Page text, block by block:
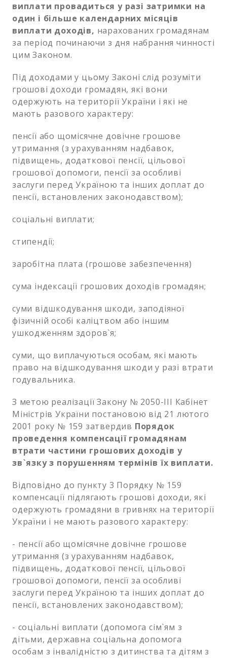
виплати провадиться у разі затримки на
один і більше календарних місяців
виплати доходів, нарахованих громадянам
за період починаючи з дня набрання чинності
цим Законом.
Під доходами у цьому Законі слід розуміти
грошові доходи громадян, які вони
одержують на території України і які не
мають разового характеру:
пенсії або щомісячне довічне грошове
утримання (з урахуванням надбавок,
підвищень, додаткової пенсії, цільової
грошової допомоги, пенсії за особливі
заслуги перед Україною та інших доплат до
пенсії, встановлених законодавством);
соціальні виплати;
стипендії;
заробітна плата (грошове забезпечення)
сума індексації грошових доходів громадян;
суми відшкодування шкоди, заподіяної
фізичній особі каліцтвом або іншим
ушкодженням здоров`я;
суми, що виплачуються особам, які мають
право на відшкодування шкоди у разі втрати
годувальника.
З метою реалізації Закону № 2050-ІІІ Кабінет
Міністрів України постановою від 21 лютого
2001 року № 159 затвердив Порядок
проведення компенсації громадянам
втрати частини грошових доходів у
зв`язку з порушенням термінів їх виплати.
Відповідно до пункту 3 Порядку № 159
компенсації підлягають грошові доходи, які
одержують громадяни в гривнях на території
України і не мають разового характеру:
- пенсії або щомісячне довічне грошове
утримання (з урахуванням надбавок,
підвищень, додаткової пенсії, цільової
грошової допомоги, пенсії за особливі
заслуги перед Україною та інших доплат до
пенсії, встановлених законодавством);
- соціальні виплати (допомога сім`ям з
дітьми, державна соціальна допомога
особам з інвалідністю з дитинства та дітям з